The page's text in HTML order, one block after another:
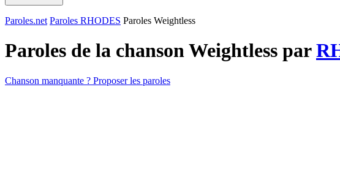
Paroles.net Paroles RHODES Paroles Weightless
Paroles de la chanson Weightless par
Chanson manquante ? Proposer les paroles